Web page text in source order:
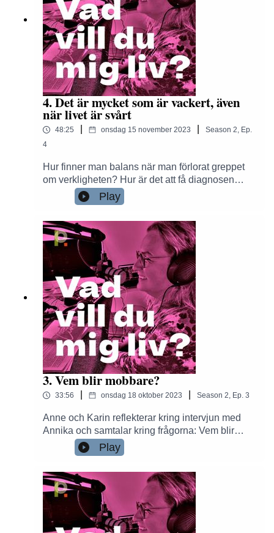
4. Det är mycket som är vackert, även
när livet är svårt
48:25 onsdag 15 november 2023 Season 2, Ep.
4
Hur finner man balans när man förlorat greppet
om verkligheten? Hur är det att få diagnosen
bipolär sjukdom? Varför är det så svårt att leva
öppet och ”komma ut” med psykisk ohälsa? Anne
Play
3. Vem blir mobbare?
33:56 onsdag 18 oktober 2023 Season 2, Ep. 3
Anne och Karin reflekterar kring intervjun med
Annika och samtalar kring frågorna: Vem blir
mobbare? Vad kan finnas för drivkrafter bakom?
Hur kommer man till rätta med kränkningar och
mobbning? Var går gränserna mellan sunda och
osunda beteenden och förhållningssätt i
arbetslivet?
Play